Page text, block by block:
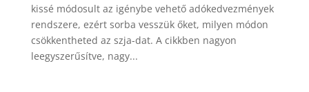
kissé módosult az igénybe vehető adókedvezmények
rendszere, ezért sorba vesszük őket, milyen módon
csökkentheted az szja-dat. A cikkben nagyon
leegyszerűsítve, nagy...